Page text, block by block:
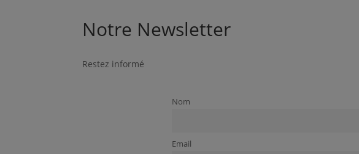
Notre Newsletter
Restez informé
Nom
Email